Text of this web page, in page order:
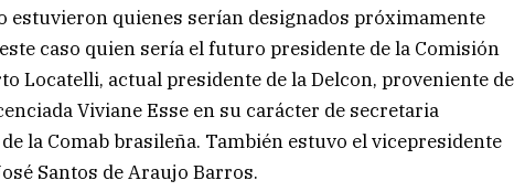
estuvieron quienes serían designados próximamente
caso quien sería el futuro presidente de la Comisión
Locatelli, actual presidente de la Delcon, proveniente de
Viviane Esse en su carácter de secretaria
la Comab brasileña. También estuvo el vicepresidente
Santos de Araujo Barros.